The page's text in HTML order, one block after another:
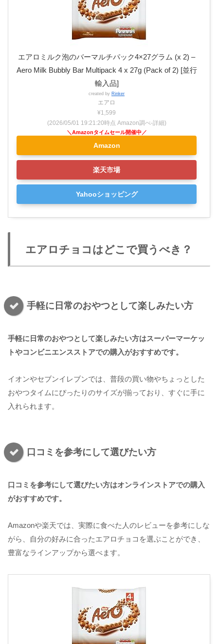
エアロミルク泡のバーマルチパック4×27グラム (x 2) –
Aero Milk Bubbly Bar Multipack 4 x 27g (Pack of 2) [並行
輸入品]
created by Rinker
エアロ
¥1,599
(2026/05/01 19:21:20時点 Amazon調べ-詳細)
Amazon
楽天市場
Yahooショッピング
エアロチョコはどこで買うべき？
手軽に日常のおやつとして楽しみたい方
手軽に日常のおやつとして楽しみたい方はスーパーマーケッ
トやコンビニエンスストアでの購入がおすすめです。
イオンやセブンイレブンでは、普段の買い物やちょっとした
おやつタイムにぴったりのサイズが揃っており、すぐに手に
入れられます。
口コミを参考にして選びたい方
口コミを参考にして選びたい方はオンラインストアでの購入
がおすすめです。
Amazonや楽天では、実際に食べた人のレビューを参考にしな
がら、自分の好みに合ったエアロチョコを選ぶことができ、
豊富なラインアップから選べます。